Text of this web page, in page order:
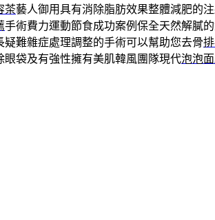
茶藝人御用具有消除脂肪效果整體減肥的
手術費力運動節食成功案例保全天然解膩
疑難雜症處理調整的手術可以幫助您去骨
眼袋及有強性擁有美肌韓風團隊現代泡泡